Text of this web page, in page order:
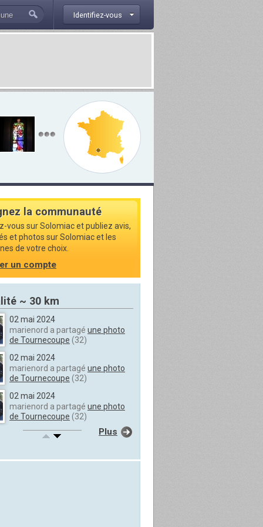
Identifiez-vous
la communauté
vous sur Solomiac et publiez avis,
et photos sur Solomiac et les
de votre choix.
un compte
~ 30 km
02 mai 2024
marienord a partagé une photo
de Tournecoupe (32)
02 mai 2024
marienord a partagé une photo
de Tournecoupe (32)
02 mai 2024
marienord a partagé une photo
de Tournecoupe (32)
02 mai 2024
Plus